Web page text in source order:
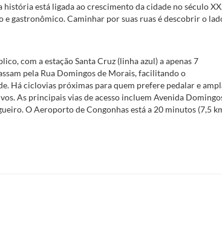
está ligada ao crescimento da cidade no século
gastronômico. Caminhar por suas ruas é descobrir o
com a estação Santa Cruz (linha azul) a apenas 7
pela Rua Domingos de Morais, facilitando o
Há ciclovias próximas para quem prefere pedalar e
As principais vias de acesso incluem Avenida
O Aeroporto de Congonhas está a 20 minutos (7,5